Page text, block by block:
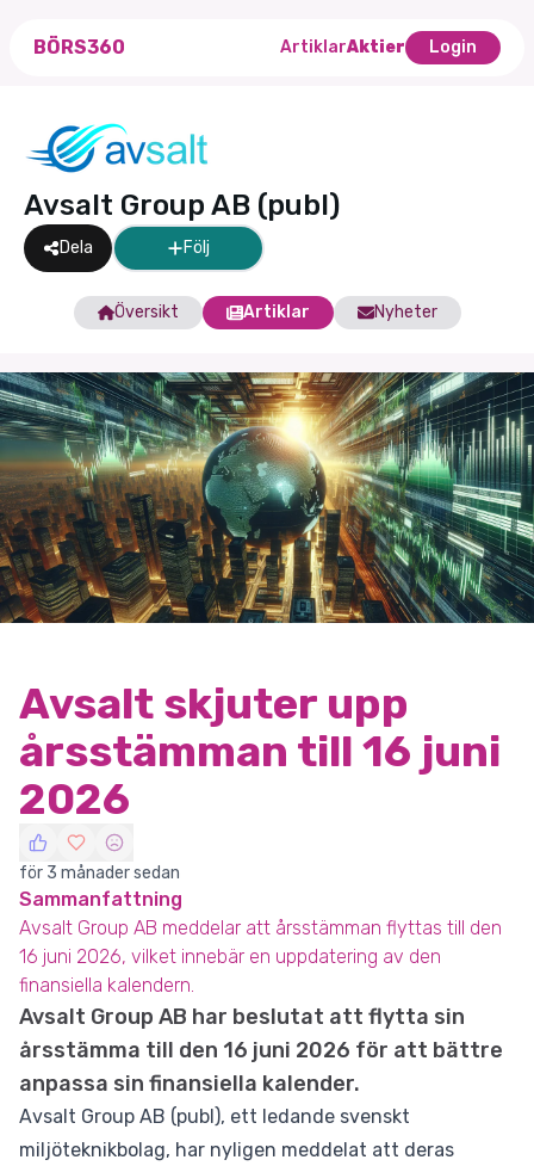
BÖRS360 ArtiklarAktier Login
Avsalt Group AB (publ)
Dela Följ
Översikt Artiklar Nyheter
Avsalt skjuter upp
årsstämman till 16 juni
2026
för 3 månader sedan
Sammanfattning
Avsalt Group AB meddelar att årsstämman flyttas till den
16 juni 2026, vilket innebär en uppdatering av den
finansiella kalendern.
Avsalt Group AB har beslutat att flytta sin
årsstämma till den 16 juni 2026 för att bättre
anpassa sin finansiella kalender.
Avsalt Group AB (publ), ett ledande svenskt
miljöteknikbolag, har nyligen meddelat att deras